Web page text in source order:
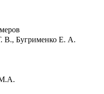
В., Бугрименко Е. А.